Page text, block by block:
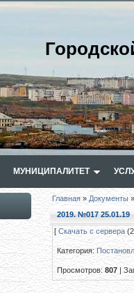
МУНИЦИПАЛИТЕТ
Главная »Документы
2019. №017 25.01.19
[ Скачать с сервера
Категория:
Просмотров:807 |